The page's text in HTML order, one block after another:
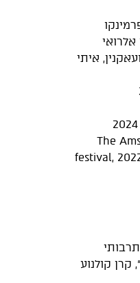
איתי
The
festival,
קרן קולנוע